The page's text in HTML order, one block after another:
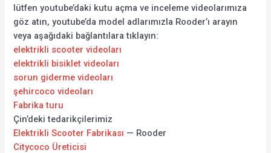
lütfen youtube’daki kutu açma ve inceleme videolarımıza
göz atın, youtube’da model adlarımızla Rooder’ı arayın
veya aşağıdaki bağlantılara tıklayın:
elektrikli scooter videoları
elektrikli bisiklet videoları
sorun giderme videoları
şehircoco videoları
Fabrika turu
Çin’deki tedarikçilerimiz
Elektrikli Scooter Fabrikası — Rooder
Citycoco Üreticisi